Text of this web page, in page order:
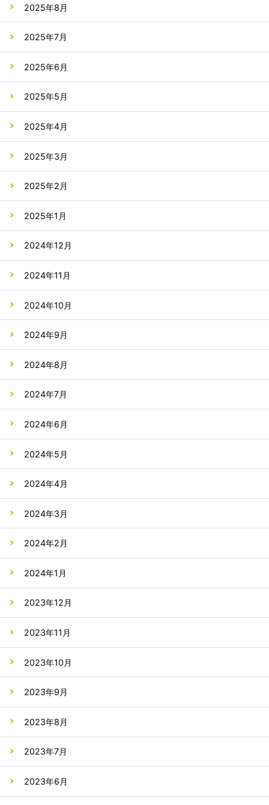
2025年8月
2025年7月
2025年6月
2025年5月
2025年4月
2025年3月
2025年2月
2025年1月
2024年12月
2024年11月
2024年10月
2024年9月
2024年8月
2024年7月
2024年6月
2024年5月
2024年4月
2024年3月
2024年2月
2024年1月
2023年12月
2023年11月
2023年10月
2023年9月
2023年8月
2023年7月
2023年6月